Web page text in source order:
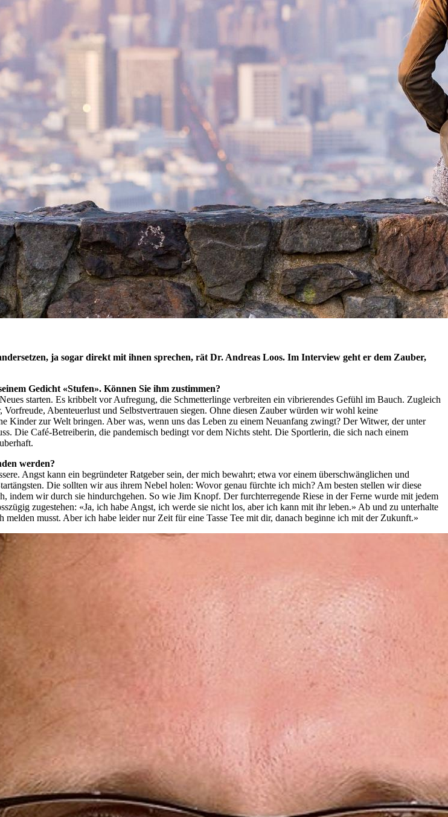
ja sogar direkt mit ihnen sprechen, rät Dr. Andreas Loos. Im Interview geht er dem Zauber,
Gedicht «Stufen». Können Sie ihm zustimmen?
starten. Es kribbelt vor Aufregung, die Schmetterlinge verbreiten ein vibrierendes Gefühl im Bauch. Zugleich
Abenteuerlust und Selbstvertrauen siegen. Ohne diesen Zauber würden wir wohl keine
Kinder zur Welt bringen. Aber was, wenn uns das Leben zu einem Neuanfang zwingt? Der Witwer, der unter
Die Café-Betreiberin, die pandemisch bedingt vor dem Nichts steht. Die Sportlerin, die sich nach einem
werden?
Angst kann ein begründeter Ratgeber sein, der mich bewahrt; etwa vor einem überschwänglichen und
Die sollten wir aus ihrem Nebel holen: Wovor genau fürchte ich mich? Am besten stellen wir diese
indem wir durch sie hindurchgehen. So wie Jim Knopf. Der furchterregende Riese in der Ferne wurde mit jedem
zugestehen: «Ja, ich habe Angst, ich werde sie nicht los, aber ich kann mit ihr leben.» Ab und zu unterhalte
musst. Aber ich habe leider nur Zeit für eine Tasse Tee mit dir, danach beginne ich mit der Zukunft.»